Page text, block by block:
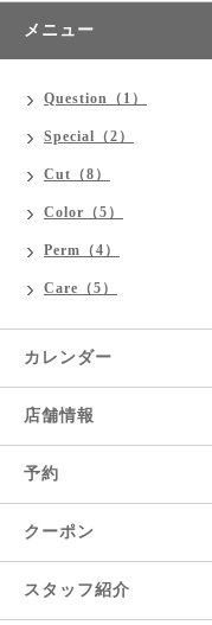
メニュー
Question（1）
Special（2）
Cut（8）
Color（5）
Perm（4）
Care（5）
カレンダー
店舗情報
予約
クーポン
スタッフ紹介